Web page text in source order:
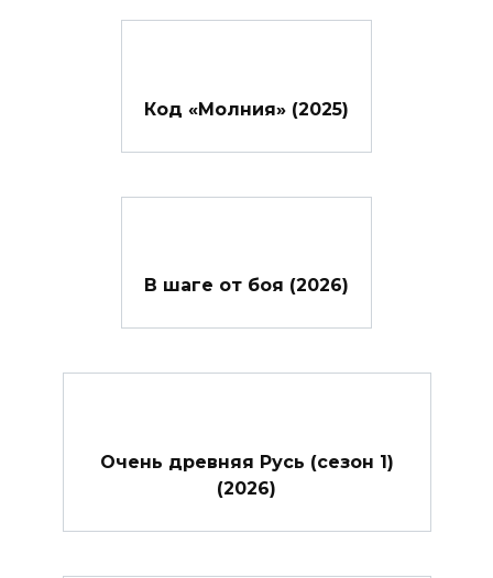
Код «Молния» (2025)
В шаге от боя (2026)
Очень древняя Русь (сезон 1)
(2026)